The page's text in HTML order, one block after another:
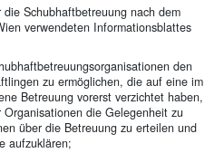
Schubhaftbetreuung nach dem
verwendeten Informationsblattes
den
zu ermöglichen, die auf eine im
Betreuung vorerst verzichtet haben,
die Gelegenheit zu
über die Betreuung zu erteilen und
aufzuklären;